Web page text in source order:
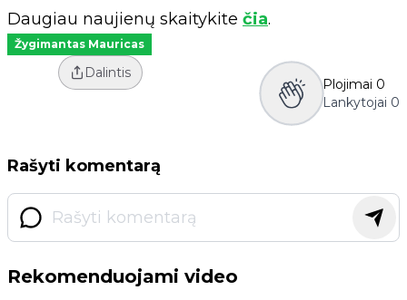
Daugiau naujienų skaitykite čia.
Žygimantas Mauricas
Dalintis
Plojimai 0
Lankytojai 0
Rašyti komentarą
Rekomenduojami video